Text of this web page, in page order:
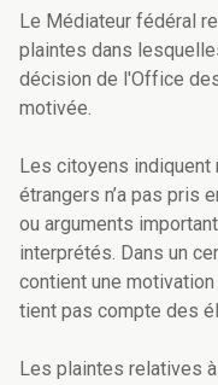
Le Médiateur fédéral
plaintes dans
décision de l'Office
motivée.
Les citoyens indiquent
étrangers n’a pas pris
ou arguments
interprétés. Dans un
contient une
tient pas compte des
Les plaintes relatives